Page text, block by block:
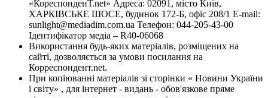
«КореспонденТ.net» Адреса: 02091, місто Київ,
ХАРКІВСЬКЕ ШОСЕ, будинок 172-Б, офіс 208/1 E-mail:
sunlight@mediadim.com.ua Телефон: 044-205-43-00
Ідентифікатор медіа – R40-06068
Використання будь-яких матеріалів, розміщених на
сайті, дозволяється за умови посилання на
Корреспондент.net.
При копіюванні матеріалів зі сторінки « Новини України
і світу» , для інтернет - видань - обов'язкове пряме